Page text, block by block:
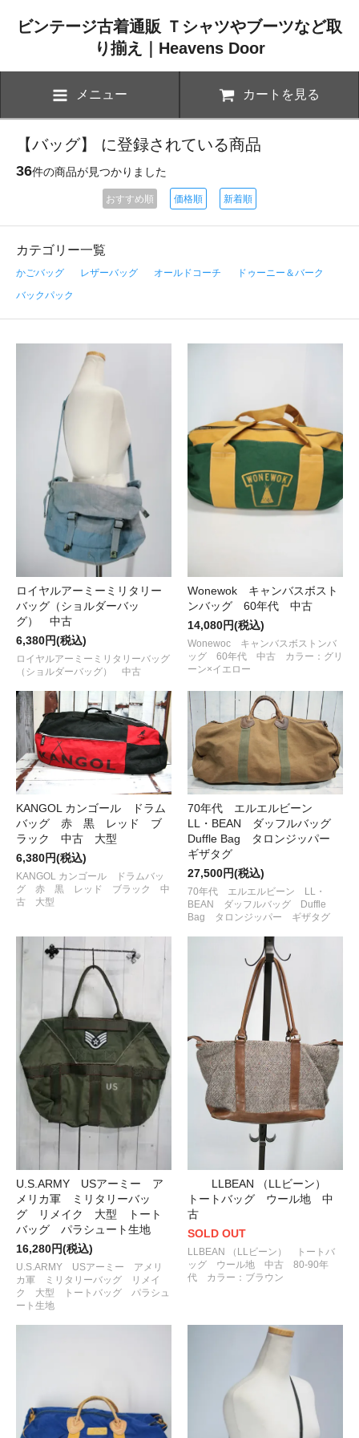
ビンテージ古着通販 Ｔシャツやブーツなど取
り揃え｜Heavens Door
メニュー カートを見る
【バッグ】 に登録されている商品
36件の商品が見つかりました
おすすめ順 価格順 新着順
カテゴリー一覧
かごバッグ レザーバッグ オールドコーチ
ドゥーニー＆バーク
バックパック
ロイヤルアーミーミリタリー
バッグ（ショルダーバッ
グ） 中古
6,380円(税込)
ロイヤルアーミーミリタリーバッグ
（ショルダーバッグ） 中古
Wonewok キャンバスボスト
ンバッグ 60年代 中古
14,080円(税込)
Wonewoc キャンバスボストンバ
ッグ 60年代 中古 カラー：グリ
ーン×イエロー
KANGOL カンゴール ドラム
バッグ 赤 黒 レッド ブ
ラック 中古 大型
6,380円(税込)
KANGOL カンゴール ドラムバッ
グ 赤 黒 レッド ブラック 中
古 大型
70年代 エルエルビーン
LL・BEAN ダッフルバッグ
Duffle Bag タロンジッパー
ギザタグ
27,500円(税込)
70年代 エルエルビーン LL・
BEAN ダッフルバッグ Duffle
Bag タロンジッパー ギザタグ
U.S.ARMY USアーミー ア
メリカ軍 ミリタリーバッ
グ リメイク 大型 トート
バッグ パラシュート生地
16,280円(税込)
U.S.ARMY USアーミー アメリ
カ軍 ミリタリーバッグ リメイ
ク 大型 トートバッグ パラシュ
ート生地
LLBEAN （LLビーン）
トートバッグ ウール地 中
古
SOLD OUT
LLBEAN （LLビーン） トートバ
ッグ ウール地 中古 80-90年
代 カラー：ブラウン